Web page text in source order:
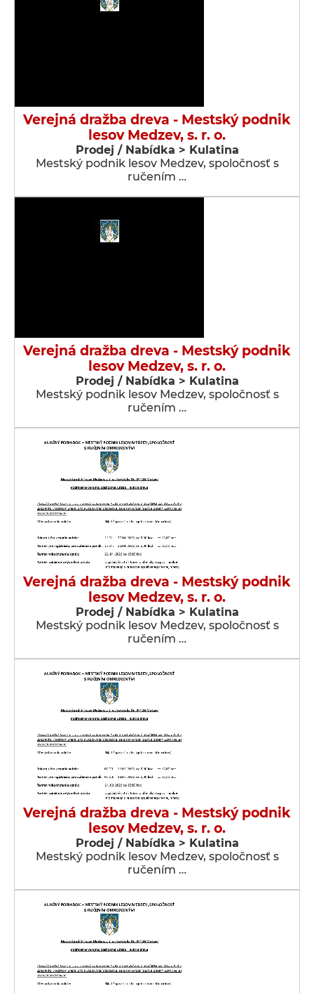
Verejná dražba dreva - Mestský podnik
lesov Medzev, s. r. o.
Prodej / Nabídka > Kulatina
Mestský podnik lesov Medzev, spoločnosť s
ručením …
Verejná dražba dreva - Mestský podnik
lesov Medzev, s. r. o.
Prodej / Nabídka > Kulatina
Mestský podnik lesov Medzev, spoločnosť s
ručením …
Verejná dražba dreva - Mestský podnik
lesov Medzev, s. r. o.
Prodej / Nabídka > Kulatina
Mestský podnik lesov Medzev, spoločnosť s
ručením …
Verejná dražba dreva - Mestský podnik
lesov Medzev, s. r. o.
Prodej / Nabídka > Kulatina
Mestský podnik lesov Medzev, spoločnosť s
ručením …